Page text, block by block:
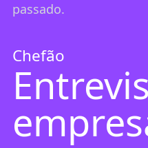
passado.
Chefão